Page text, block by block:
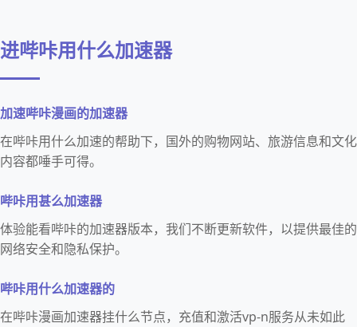
进哔咔用什么加速器
加速哔咔漫画的加速器
在哔咔用什么加速的帮助下，国外的购物网站、旅游信息和文化
内容都唾手可得。
哔咔用甚么加速器
体验能看哔咔的加速器版本，我们不断更新软件，以提供最佳的
网络安全和隐私保护。
哔咔用什么加速器的
在哔咔漫画加速器挂什么节点，充值和激活vp-n服务从未如此